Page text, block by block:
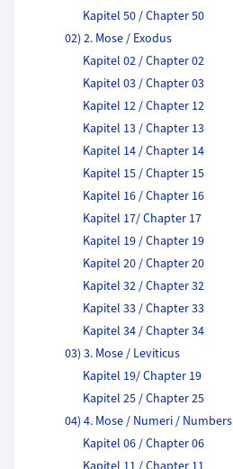
Kapitel 50 / Chapter 50
02) 2. Mose / Exodus
Kapitel 02 / Chapter 02
Kapitel 03 / Chapter 03
Kapitel 12 / Chapter 12
Kapitel 13 / Chapter 13
Kapitel 14 / Chapter 14
Kapitel 15 / Chapter 15
Kapitel 16 / Chapter 16
Kapitel 17/ Chapter 17
Kapitel 19 / Chapter 19
Kapitel 20 / Chapter 20
Kapitel 32 / Chapter 32
Kapitel 33 / Chapter 33
Kapitel 34 / Chapter 34
03) 3. Mose / Leviticus
Kapitel 19/ Chapter 19
Kapitel 25 / Chapter 25
04) 4. Mose / Numeri / Numbers
Kapitel 06 / Chapter 06